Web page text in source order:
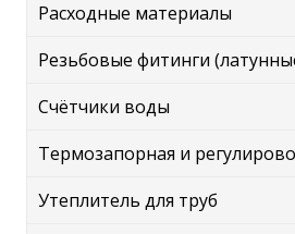
Расходные материалы
Резьбовые фитинги
Счётчики воды
Термозапорная и
Утеплитель для труб